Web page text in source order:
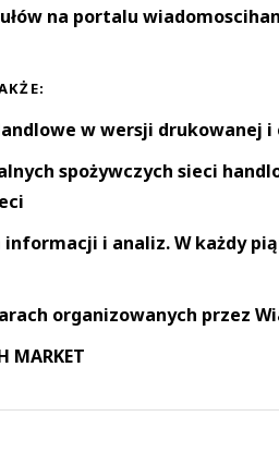
na portalu
w wersji drukowanej i
spożywczych sieci
i analiz. W każdy
organizowanych przez
MARKET